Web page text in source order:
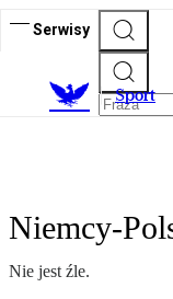
Serwisy
Sport
Niemcy-
Nie jest źle.